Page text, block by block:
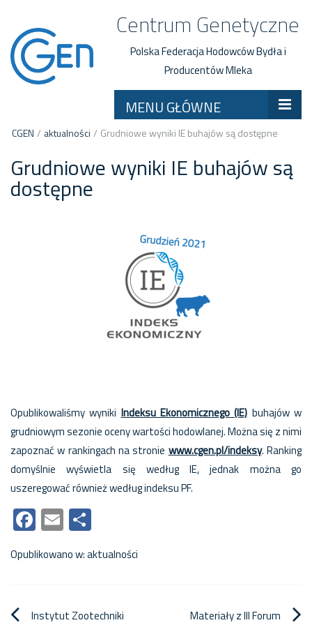
Centrum Genetyczne
Polska Federacja Hodowców Bydła i
Producentów Mleka
MENU GŁÓWNE
CGEN / aktualności / Grudniowe wyniki IE buhajów są dostępne
Grudniowe wyniki IE buhajów są
dostępne
Opublikowaliśmy wyniki Indeksu Ekonomicznego (IE) buhajów w
grudniowym sezonie oceny wartości hodowlanej. Można się z nimi
zapoznać w rankingach na stronie www.cgen.pl/indeksy. Ranking
domyślnie wyświetla się według IE, jednak można go
uszeregować również według indeksu PF.
Facebook
Email
Opublikowano w:aktualności
Instytut Zootechniki Materiały z III Forum